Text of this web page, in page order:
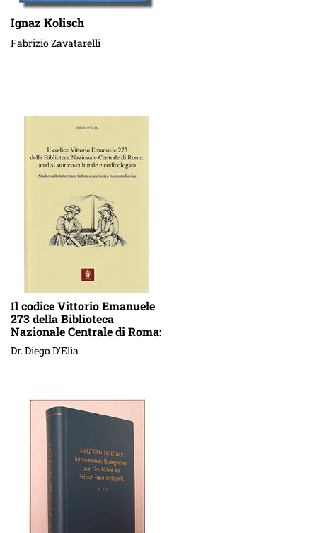
Ignaz Kolisch
Fabrizio Zavatarelli
Il codice Vittorio Emanuele
273 della Biblioteca
Nazionale Centrale di Roma:
analisi storico-culturale e
codicologica
Dr. Diego D'Elia